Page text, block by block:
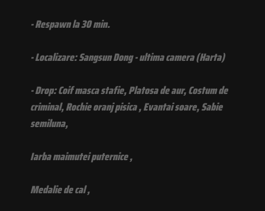
- Respawn la 30 min.
- Localizare: Sangsun Dong - ultima camera (Harta)
- Drop: Coif masca stafie, Platosa de aur, Costum de
criminal, Rochie oranj pisica , Evantai soare, Sabie
semiluna,
Iarba maimutei puternice ,
Medalie de cal ,